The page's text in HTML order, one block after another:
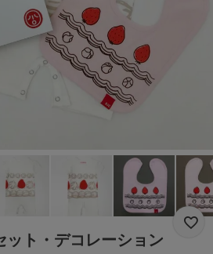
ット・デコレーション